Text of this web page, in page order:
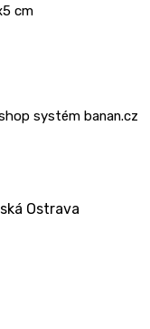
cm
systém banan.cz
Ostrava